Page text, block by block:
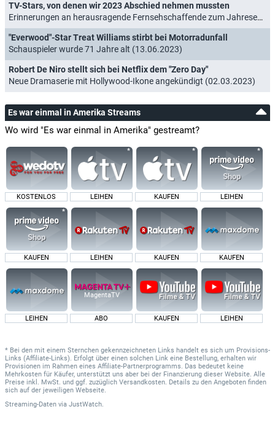
TV-Stars, von denen wir 2023 Abschied nehmen mussten
Erinnerungen an herausragende Fernsehschaffende zum Jahresende (31.12.2023)
"Everwood"-Star Treat Williams stirbt bei Motorradunfall
Schauspieler wurde 71 Jahre alt (13.06.2023)
Robert De Niro stellt sich bei Netflix dem "Zero Day"
Neue Dramaserie mit Hollywood-Ikone angekündigt (02.03.2023)
Es war einmal in Amerika Streams
Wo wird "Es war einmal in Amerika" gestreamt?
KOSTENLOS LEIHEN KAUFEN LEIHEN
KAUFEN LEIHEN KAUFEN KAUFEN
LEIHEN
MagentaTV
ABO KAUFEN LEIHEN
* Bei den mit einem Sternchen gekennzeichneten Links handelt es sich um Provisions-
Links (Affiliate-Links). Erfolgt über einen solchen Link eine Bestellung, erhalten wir
Provisionen im Rahmen eines Affiliate-Partnerprogramms. Das bedeutet keine
Mehrkosten für Käufer, unterstützt uns aber bei der Finanzierung dieser Website. Alle
Preise inkl. MwSt. und ggf. zuzüglich Versandkosten. Details zu den Angeboten finden
sich auf der jeweiligen Webseite.
Streaming-Daten via JustWatch.